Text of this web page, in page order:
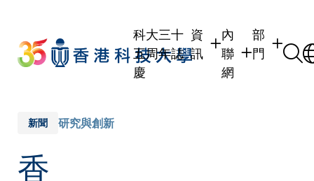
main
content
科大三十
五周年誌
慶
資
訊
內
聯
網
部
門
新聞 研究與創新
香